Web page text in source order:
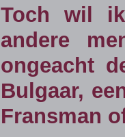
Toch wil
andere
ongeacht
Bulgaar,
Fransman